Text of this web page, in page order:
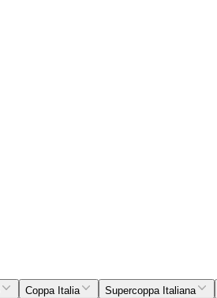
Coppa Italia Supercoppa Italiana